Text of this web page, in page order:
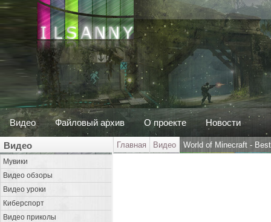
Видео Файловый архив О проекте Новости
Видео
Мувики
Видео обзоры
Видео уроки
Киберспорт
Видео приколы
Главная Видео World of Minecraft -